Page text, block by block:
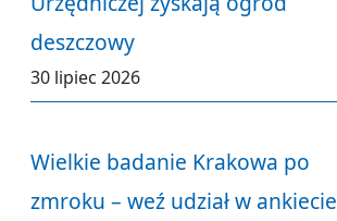
deszczowy
30 lipiec 2026
Wielkie badanie Krakowa po
zmroku – weź udział w ankiecie